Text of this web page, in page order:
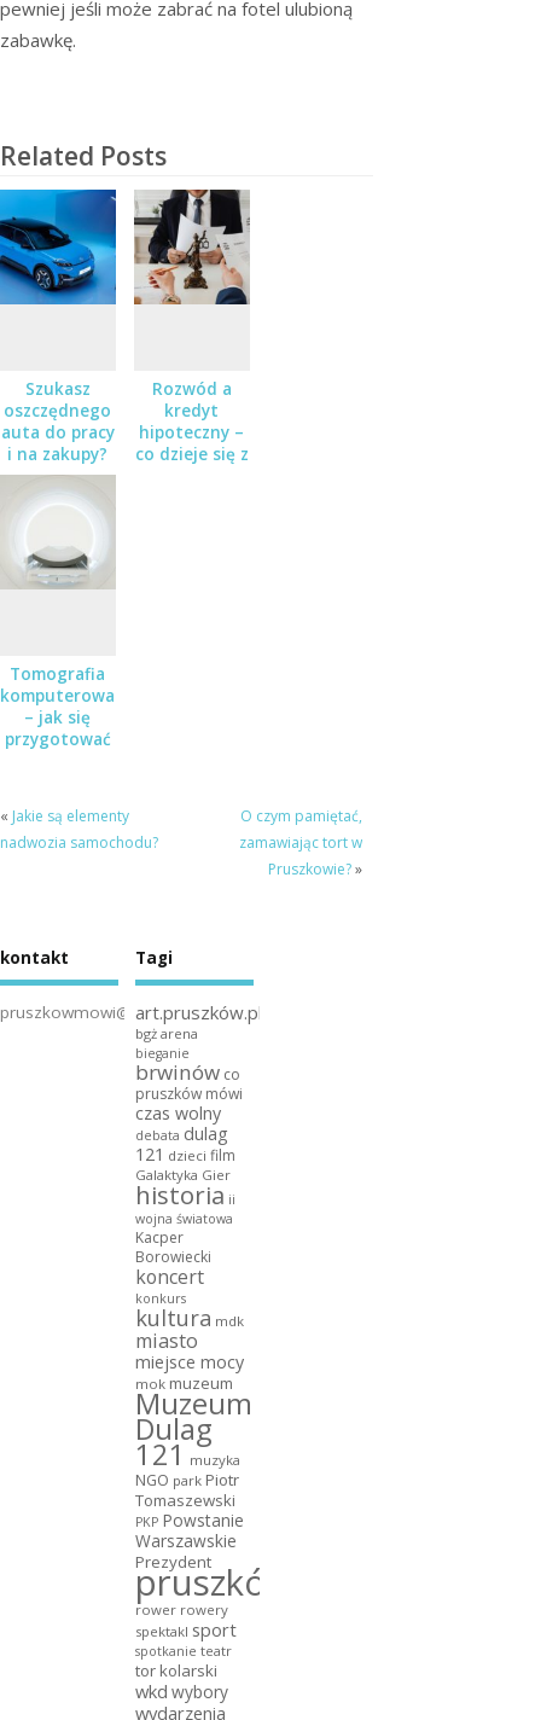
pewniej jeśli może zabrać na fotel ulubioną
zabawkę.
Related Posts
Szukasz
oszczędnego
auta do pracy
i na zakupy?
Sprawdź
Nissana Micra
Rozwód a
kredyt
hipoteczny –
co dzieje się z
Tomografia
komputerowa
– jak się
przygotować
« Jakie są elementy
nadwozia samochodu?
O czym pamiętać,
zamawiając tort w
Pruszkowie?»
kontakt
pruszkowmowi@gmail.com
Tagi
art.pruszków.pl
bgż arena
bieganie
brwinów co
pruszków mówi
czas wolny
debata dulag
121 dzieci film
Galaktyka Gier
historia ii
wojna światowa
Kacper
Borowiecki
koncert
konkurs
kultura mdk
miasto
miejsce mocy
mok muzeum
Muzeum
Dulag
121 muzyka
NGO park Piotr
Tomaszewski
PKP Powstanie
Warszawskie
Prezydent
pruszków
rower rowery
spektakl sport
spotkanie teatr
tor kolarski
wkd wybory
wydarzenia